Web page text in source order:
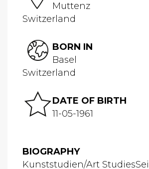
Muttenz
Switzerland
BORN IN
Basel
Switzerland
DATE OF BIRTH
11-05-1961
BIOGRAPHY
Kunststudien/Art